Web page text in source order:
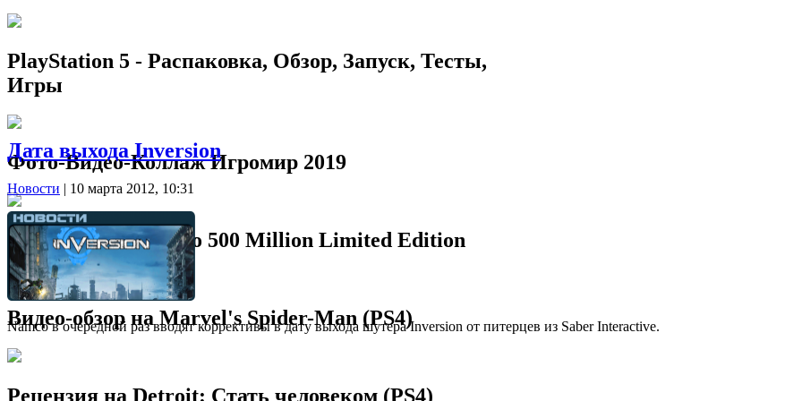
PlayStation 5 - Распаковка, Обзор, Запуск, Тесты,
Игры
Фото-Видео-Коллаж Игромир 2019
Распаковка PS4 Pro 500 Million Limited Edition
Видео-обзор на Marvel's Spider-Man (PS4)
Рецензия на Detroit: Стать человеком (PS4)
Дата выхода Inversion
Новости | 10 марта 2012, 10:31
Namco в очередной раз вводят коррективы в дату выхода шутера Inversion от питерцев из Saber Interactive.